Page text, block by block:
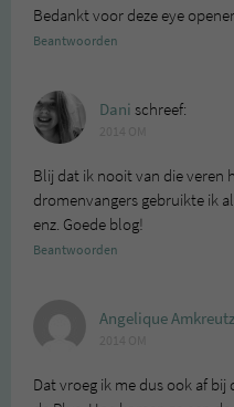
Bedankt voor deze eye
Beantwoorden
Dani schreef:
Blij dat ik nooit van die veren
dromenvangers gebruikte ik
enz. Goede blog!
Beantwoorden
Angelique Amkreutz
Dat vroeg ik me dus ook af